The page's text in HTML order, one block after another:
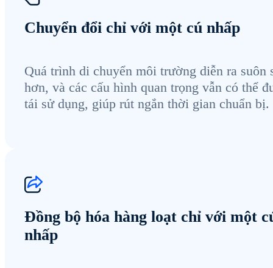
Chuyển đổi chỉ với một cú nhấp
Quá trình di chuyển môi trường diễn ra suôn
hơn, và các cấu hình quan trọng vẫn có thể
tái sử dụng, giúp rút ngắn thời gian chuẩn bị.
Đồng bộ hóa hàng loạt chỉ với một
nhấp